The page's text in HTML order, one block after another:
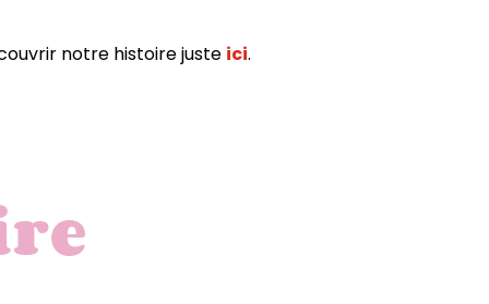
notre histoire juste ici.